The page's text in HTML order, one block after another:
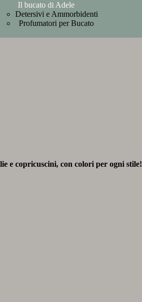
Il bucato di Adele
Detersivi e Ammorbidenti
Profumatori per Bucato
e copricuscini, con colori per ogni stile!